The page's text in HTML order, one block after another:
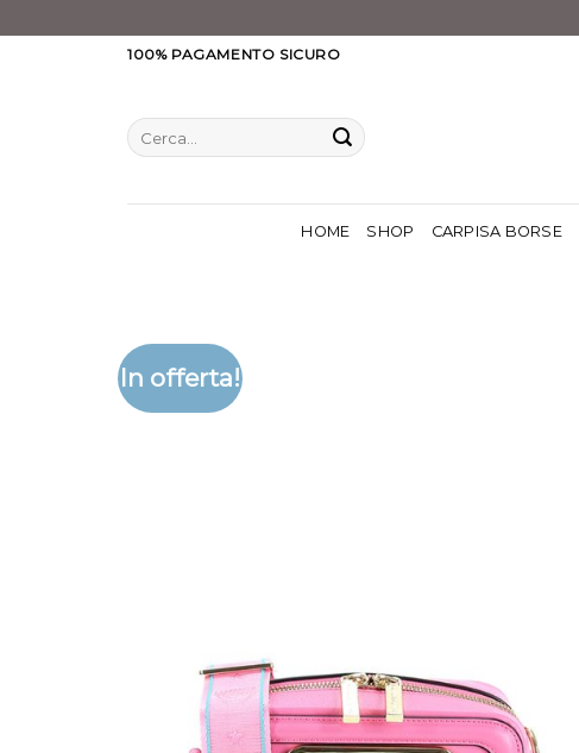
100% PAGAMENTO SICURO
Cerca:
HOME SHOP CARPISA BORSE
In offerta!